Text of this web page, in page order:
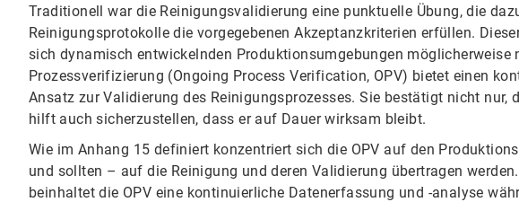
Traditionell war die Reinigungsvalidierung eine punktuelle Übung, die
Reinigungsprotokolle die vorgegebenen Akzeptanzkriterien erfüllen.
sich dynamisch entwickelnden Produktionsumgebungen möglicherweise
Prozessverifizierung (Ongoing Process Verification, OPV) bietet einen
Ansatz zur Validierung des Reinigungsprozesses. Sie bestätigt nicht nur,
hilft auch sicherzustellen, dass er auf Dauer wirksam bleibt.
Wie im Anhang 15 definiert konzentriert sich die OPV auf den
und sollten – auf die Reinigung und deren Validierung übertragen
beinhaltet die OPV eine kontinuierliche Datenerfassung und -analyse